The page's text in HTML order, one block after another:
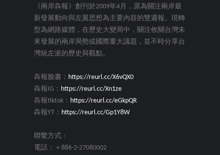
《兩岸犇報》創刊於2009年4月，原為關注兩岸最
新發展動向與左翼思想為主要內容的雙週報。現轉
型為網路媒體，在歷史大變局中，關注攸關台灣未
來發展的兩岸局勢或國際重大議題，並不時分享台
灣統左派的歷史與觀點。
犇報臉書： https://reurl.cc/X6vQX0
犇報IG： https://reurl.cc/Xn1ze
犇報tiktok： https://reurl.cc/eGkpQR
犇報YT： https://reurl.cc/Gp1Y8W
聯繫方式：
電話：＋886-2-27080002